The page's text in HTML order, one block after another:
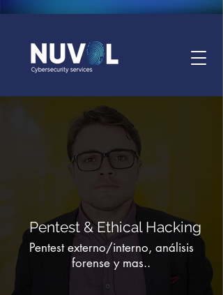
Pentest & Ethical Hacking
Pentest externo/interno, análisis
forense y mas..